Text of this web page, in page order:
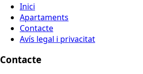
Inici
Apartaments
Contacte
Avís legal i privacitat
Contacte